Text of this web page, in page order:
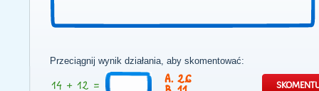
Przeciągnij wynik działania, aby skomentować:
26